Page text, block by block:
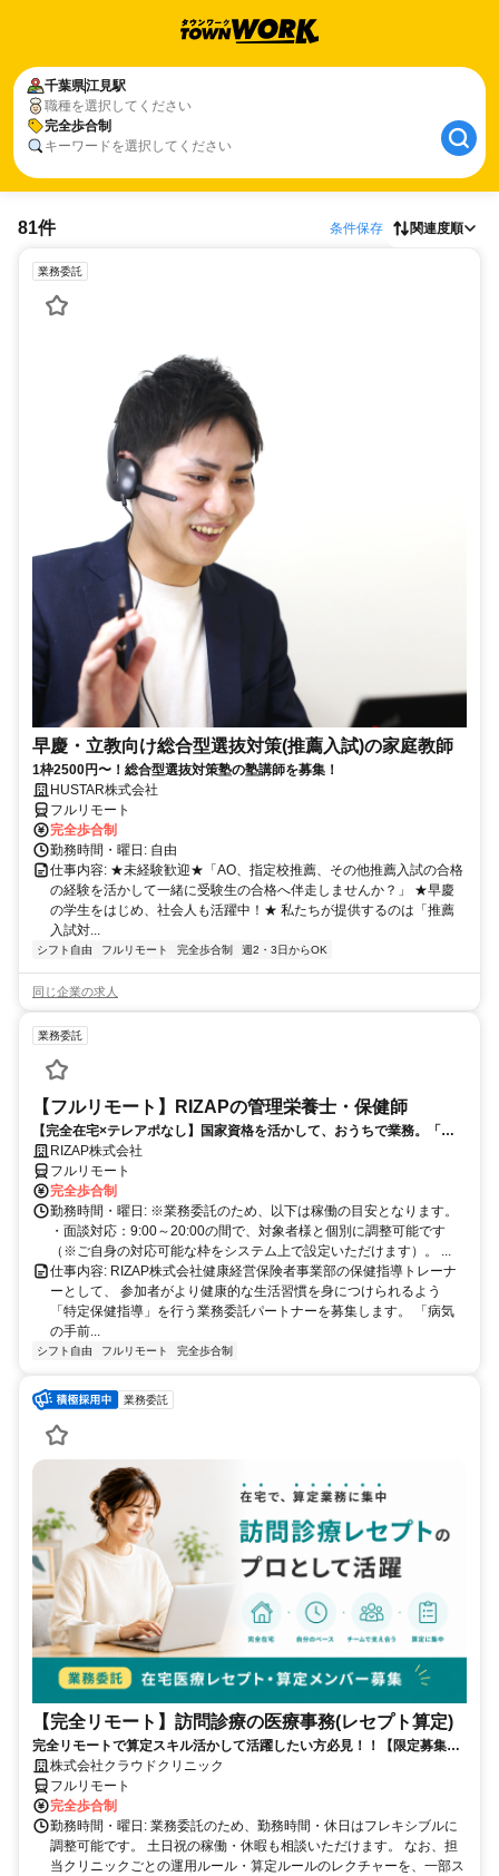
千葉県江見駅
職種を選択してください
完全歩合制
キーワードを選択してください
81件 条件保存 関連度順
業務委託
早慶・立教向け総合型選抜対策(推薦入試)の家庭教師
1枠2500円〜！総合型選抜対策塾の塾講師を募集！
HUSTAR株式会社
フルリモート
完全歩合制
勤務時間・曜日: 自由
仕事内容: ★未経験歓迎★「AO、指定校推薦、その他推薦入試の合格
の経験を活かして一緒に受験生の合格へ伴走しませんか？」 ★早慶
の学生をはじめ、社会人も活躍中！★ 私たちが提供するのは「推薦
入試対...
シフト自由 フルリモート 完全歩合制 週2・3日からOK
同じ企業の求人
業務委託
【フルリモート】RIZAPの管理栄養士・保健師
【完全在宅×テレアポなし】国家資格を活かして、おうちで業務。「も
う一つの安心」を。主婦・Wワーカー活躍中！「平日の日中だけ」「夕
方以降の数時間だけ」など、生活リズムに合わせた時間調整が可能で
す。1件ごとの成果報酬型だから、頑張った分だけ手応えのある収入
に。充実のサポート体制で、安心の在宅ワークを始めませんか？
RIZAP株式会社
フルリモート
完全歩合制
勤務時間・曜日: ※業務委託のため、以下は稼働の目安となります。
・面談対応：9:00～20:00の間で、対象者様と個別に調整可能です
（※ご自身の対応可能な枠をシステム上で設定いただけます）。 ...
仕事内容: RIZAP株式会社健康経営保険者事業部の保健指導トレーナ
ーとして、 参加者がより健康的な生活習慣を身につけられるよう
「特定保健指導」を行う業務委託パートナーを募集します。 「病気
の手前...
シフト自由 フルリモート 完全歩合制
業務委託
【完全リモート】訪問診療の医療事務(レセプト算定)
完全リモートで算定スキル活かして活躍したい方必見！！【限定募集】
完全リモート｜在宅医療レセプト算定（成果報酬型／業務委託）
株式会社クラウドクリニック
フルリモート
完全歩合制
勤務時間・曜日: 業務委託のため、勤務時間・休日はフレキシブルに
調整可能です。 土日祝の稼働・休暇も相談いただけます。 なお、担
当クリニックごとの運用ルール・算定ルールのレクチャーを、一部ス